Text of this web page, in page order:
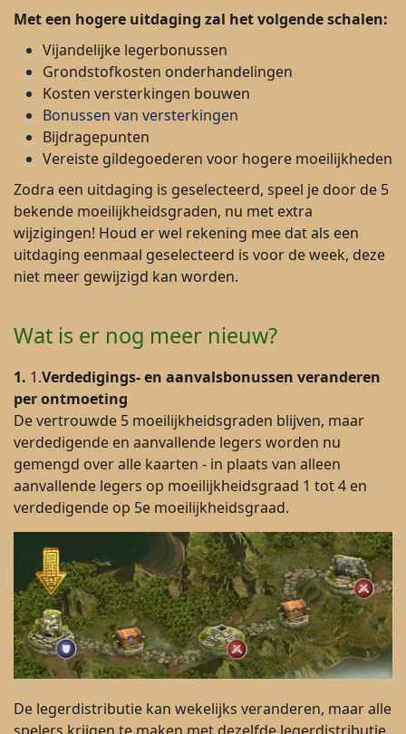
Met een hogere uitdaging zal het volgende schalen:
Vijandelijke legerbonussen
Grondstofkosten onderhandelingen
Kosten versterkingen bouwen
Bonussen van versterkingen
Bijdragepunten
Vereiste gildegoederen voor hogere moeilijkheden
Zodra een uitdaging is geselecteerd, speel je door de 5
bekende moeilijkheidsgraden, nu met extra
wijzigingen! Houd er wel rekening mee dat als een
uitdaging eenmaal geselecteerd is voor de week, deze
niet meer gewijzigd kan worden.
Wat is er nog meer nieuw?
1. 1.Verdedigings- en aanvalsbonussen veranderen
per ontmoeting
De vertrouwde 5 moeilijkheidsgraden blijven, maar
verdedigende en aanvallende legers worden nu
gemengd over alle kaarten - in plaats van alleen
aanvallende legers op moeilijkheidsgraad 1 tot 4 en
verdedigende op 5e moeilijkheidsgraad.
De legerdistributie kan wekelijks veranderen, maar alle